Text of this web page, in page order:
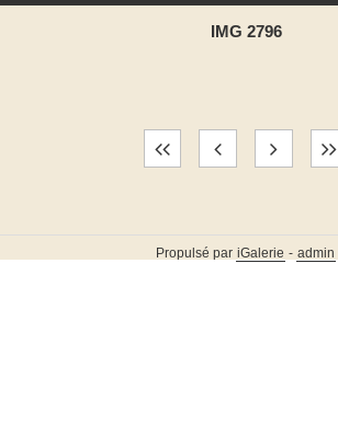
IMG 2796
Propulsé par iGalerie - admin